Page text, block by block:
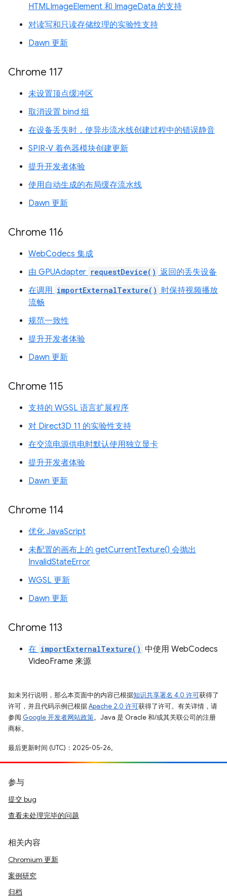
HTMLImageElement 和 ImageData 的支持
对读写和只读存储纹理的实验性支持
Dawn 更新
Chrome 117
未设置顶点缓冲区
取消设置 bind 组
在设备丢失时，使异步流水线创建过程中的错误静音
SPIR-V 着色器模块创建更新
提升开发者体验
使用自动生成的布局缓存流水线
Dawn 更新
Chrome 116
WebCodecs 集成
由 GPUAdapter requestDevice() 返回的丢失设备
在调用 importExternalTexture() 时保持视频播放
流畅
规范一致性
提升开发者体验
Dawn 更新
Chrome 115
支持的 WGSL 语言扩展程序
对 Direct3D 11 的实验性支持
在交流电源供电时默认使用独立显卡
提升开发者体验
Dawn 更新
Chrome 114
优化 JavaScript
未配置的画布上的 getCurrentTexture() 会抛出
InvalidStateError
WGSL 更新
Dawn 更新
Chrome 113
在 importExternalTexture() 中使用 WebCodecs
VideoFrame 来源
如未另行说明，那么本页面中的内容已根据知识共享署名 4.0 许可获得了
许可，并且代码示例已根据Apache 2.0 许可获得了许可。有关详情，请
参阅 Google 开发者网站政策。Java 是 Oracle 和/或其关联公司的注册
商标。
最后更新时间 (UTC)：2025-05-26。
参与
提交 bug
查看未处理完毕的问题
相关内容
Chromium 更新
案例研究
归档